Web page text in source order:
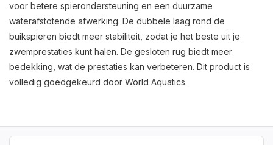
voor betere spierondersteuning en een duurzame
waterafstotende afwerking. De dubbele laag rond de
buikspieren biedt meer stabiliteit, zodat je het beste uit je
zwemprestaties kunt halen. De gesloten rug biedt meer
bedekking, wat de prestaties kan verbeteren. Dit product is
volledig goedgekeurd door World Aquatics.